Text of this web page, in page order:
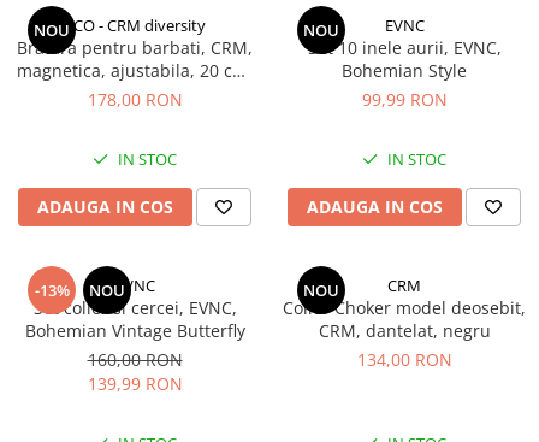
NOUCCO - CRM diversity
Bratara pentru barbati, CRM,
magnetica, ajustabila, 20 cm,
argintie
178,00 RON
IN STOC
ADAUGA IN COS
NOU EVNC
Set 10 inele aurii, EVNC,
Bohemian Style
99,99 RON
IN STOC
ADAUGA IN COS
-13% NOUEVNC
Set colier si cercei, EVNC,
Bohemian Vintage Butterfly
160,00 RON
139,99 RON
NOU CRM
Colier Choker model deosebit,
CRM, dantelat, negru
134,00 RON